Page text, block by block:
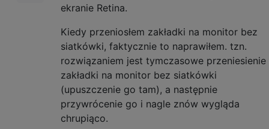
ekranie Retina.
Kiedy przeniosłem zakładki na monitor bez
siatkówki, faktycznie to naprawiłem. tzn.
rozwiązaniem jest tymczasowe przeniesienie
zakładki na monitor bez siatkówki
(upuszczenie go tam), a następnie
przywrócenie go i nagle znów wygląda
chrupiąco.